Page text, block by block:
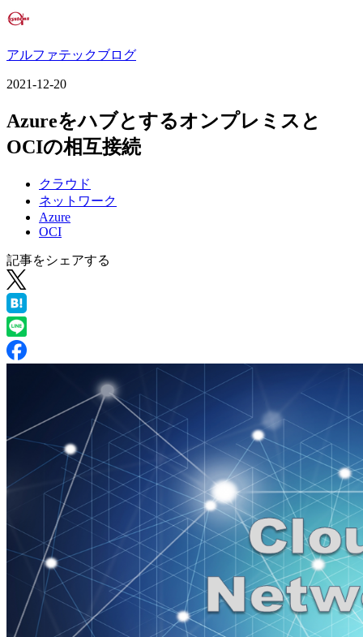
アルファテックブログ
2021-12-20
Azureをハブとするオンプレミスと
OCIの相互接続
クラウド
ネットワーク
Azure
OCI
記事をシェアする